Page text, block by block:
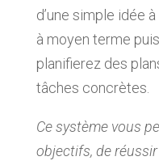
d’une simple idée
à moyen terme
planifierez des
tâches concrètes.
Ce système vous
objectifs, de